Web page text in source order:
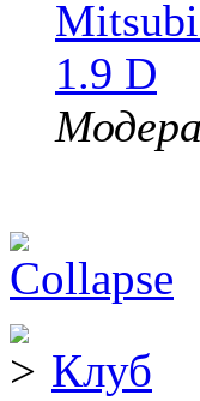
1.9 D
Клуб